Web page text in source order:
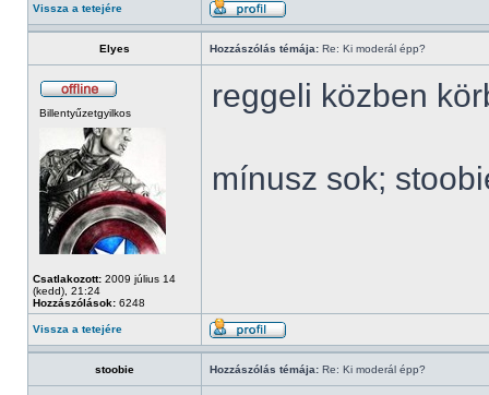
Vissza a tetejére
Elyes Hozzászólás témája: Re: Ki moderál épp?
Billentyűzetgyilkos
Csatlakozott: 2009 július 14
(kedd), 21:24
Hozzászólások: 6248
reggeli közben
mínusz sok;
Vissza a tetejére
stoobie Hozzászólás témája: Re: Ki moderál épp?